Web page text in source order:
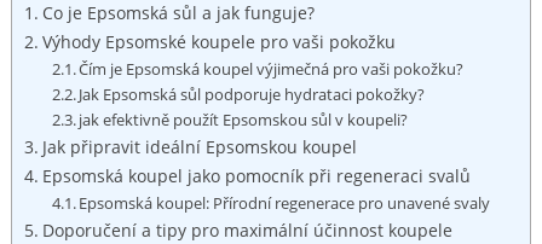
Co je Epsomská sůl a jak funguje?
Výhody Epsomské koupele pro vaši pokožku
Čím je Epsomská koupel výjimečná pro vaši pokožku?
Jak Epsomská sůl podporuje hydrataci pokožky?
jak efektivně použít Epsomskou sůl v koupeli?
Jak připravit ideální Epsomskou koupel
Epsomská koupel jako pomocník při regeneraci svalů
Epsomská koupel: Přírodní regenerace pro unavené svaly
Doporučení a tipy pro maximální účinnost koupele